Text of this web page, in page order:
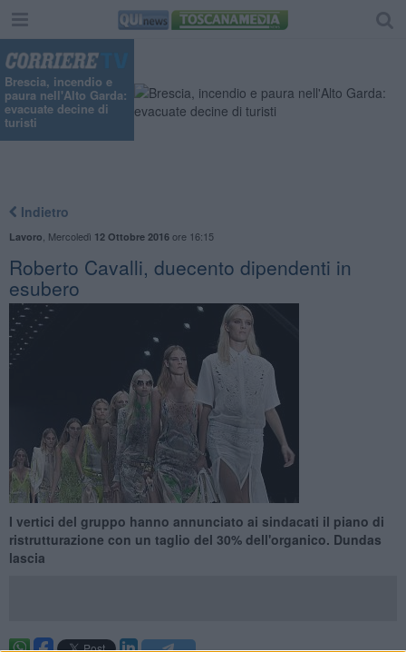
Brescia, incendio e
paura nell'Alto Garda:
evacuate decine di
turisti
Indietro
Lavoro Mercoledì 12 Ottobre 2016ore 16:15
Roberto Cavalli, duecento dipendenti in
esubero
I vertici del gruppo hanno annunciato ai sindacati il piano di
ristrutturazione con un taglio del 30% dell'organico. Dundas
lascia